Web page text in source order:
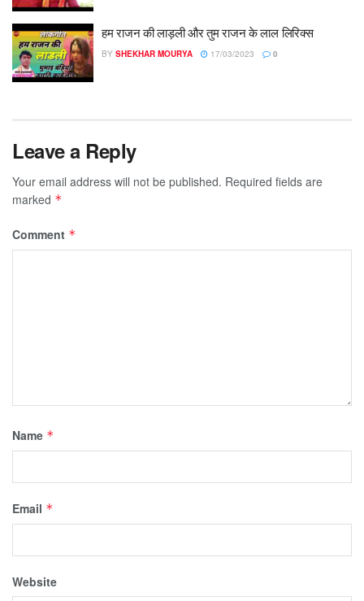
हम राजन की लाड़ली और तुम राजन के लाल लिरिक्स
BY SHEKHAR MOURYA 17/03/2023 0
Leave a Reply
Your email address will not be published. Required fields are
marked *
Comment *
Name *
Email *
Website